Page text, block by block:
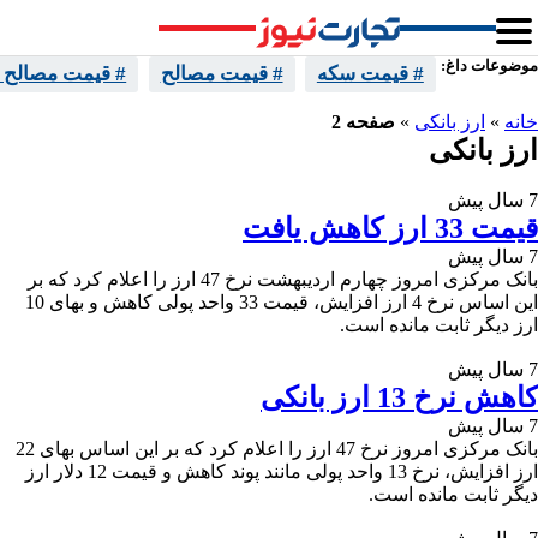
موضوعات داغ: # قیمت سکه # قیمت مصالح # قیمت مصالح
خانه » ارز بانکی » صفحه 2
ارز بانکی
7 سال پیش
قیمت 33 ارز کاهش یافت
7 سال پیش
بانک مرکزی امروز چهارم اردیبهشت نرخ 47 ارز را اعلام کرد که بر
این اساس نرخ 4 ارز افزایش، قیمت 33 واحد پولی کاهش و بهای 10
ارز دیگر ثابت مانده است.
7 سال پیش
کاهش نرخ 13 ارز بانکی
7 سال پیش
بانک مرکزی امروز نرخ 47 ارز را اعلام کرد که بر این اساس بهای 22
ارز افزایش، نرخ 13 واحد پولی مانند پوند کاهش و قیمت 12 دلار ارز
دیگر ثابت مانده است.